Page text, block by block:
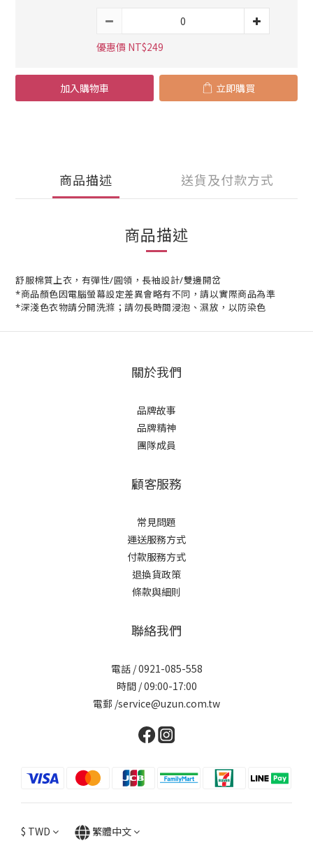
優惠價 NT$249
加入購物車 立即購買
商品描述 送貨及付款方式
商品描述
舒服棉質上衣，有彈性/圓領，長袖設計/雙邊開岔
*商品顏色因電腦螢幕設定差異會略有不同，請以實際商品為準
*深淺色衣物請分開洗滌；請勿長時間浸泡、濕放，以防染色
關於我們
品牌故事
品牌精神
團隊成員
顧客服務
常見問題
運送服務方式
付款服務方式
退換貨政策
條款與細則
聯絡我們
電話 / 0921-085-558
時間 / 09:00-17:00
電郵 /service@uzun.com.tw
$ TWD 繁體中文